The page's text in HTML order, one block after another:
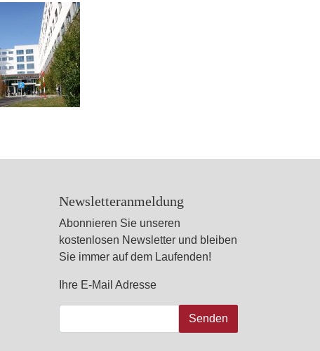
Newsletteranmeldung
Abonnieren Sie unseren
kostenlosen Newsletter und bleiben
Sie immer auf dem Laufenden!
Ihre E-Mail Adresse
Senden